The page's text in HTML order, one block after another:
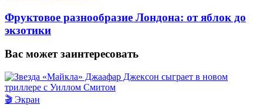
Фруктовое разнообразие Лондона: от яблок до
экзотики
Вас может заинтересовать
🎬 Экран